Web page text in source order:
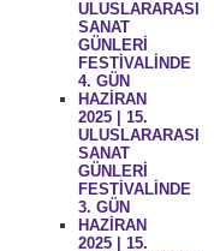
ULUSLARARASI
SANAT
GÜNLERİ
FESTİVALİNDE
4. GÜN
HAZİRAN
2025 | 15.
ULUSLARARASI
SANAT
GÜNLERİ
FESTİVALİNDE
3. GÜN
HAZİRAN
2025 | 15.